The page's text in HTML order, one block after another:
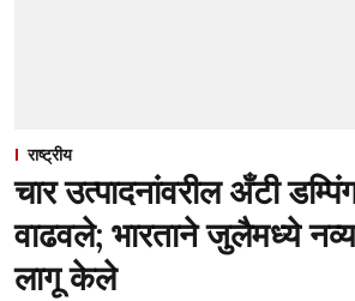
राष्ट्रीय
चार उत्पादनांवरील अँटी
वाढवले; भारताने जुलैमध्ये
लागू केले